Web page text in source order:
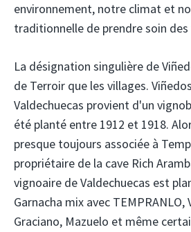
environnement, notre climat et
traditionnelle de prendre soin des
La désignation singulière de
de Terroir que les villages.
Valdechuecas provient d'un
été planté entre 1912 et 1918.
presque toujours associée à
propriétaire de la cave Rich
vignoaire de Valdechuecas est
Garnacha mix avec TEMPRANLO,
Graciano, Mazuelo et même